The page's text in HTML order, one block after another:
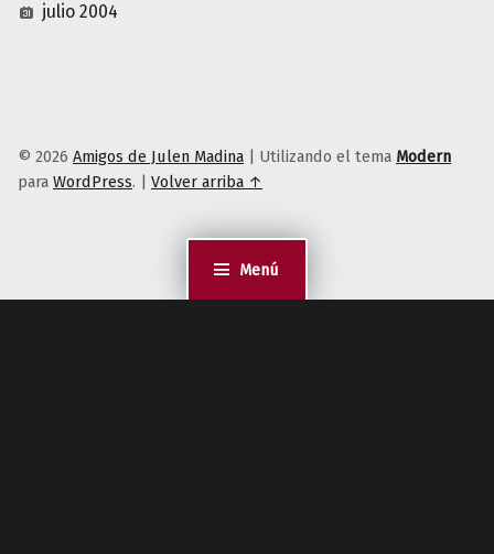
Menú
julio 2004
© 2026 Amigos de Julen Madina | Utilizando el tema Modern
para WordPress. | Volver arriba ↑